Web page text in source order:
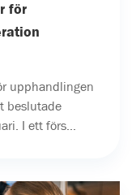
för
upphandlingen
beslutade
I ett förs...